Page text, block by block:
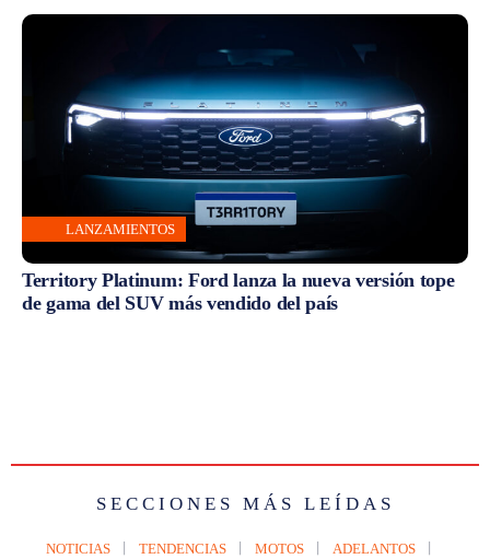
LANZAMIENTOS
Territory Platinum: Ford lanza la nueva versión tope
de gama del SUV más vendido del país
SECCIONES MÁS LEÍDAS
NOTICIAS TENDENCIAS MOTOS ADELANTOS